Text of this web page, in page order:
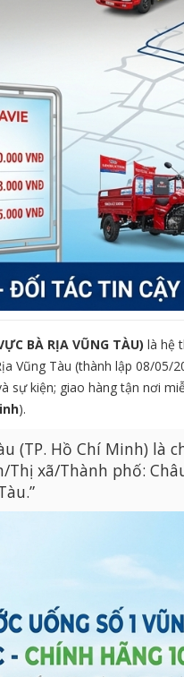
BÀ RỊA VŨNG TÀU) là hệ
Vũng Tàu (thành lập 08/05/
sự kiện; giao hàng tận nơi
).
(TP. Hồ Chí Minh)
xã/Thành phố: